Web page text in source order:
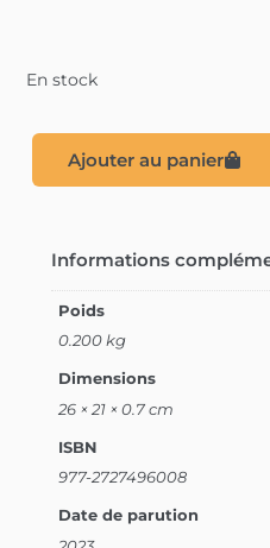
En stock
Ajouter au panier
Informations
Poids
0.200 kg
Dimensions
26 × 21 × 0.7 cm
ISBN
977-2727496008
Date de parution